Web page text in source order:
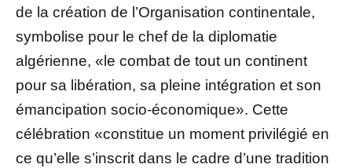
de la création de l’Organisation continentale,
symbolise pour le chef de la diplomatie
algérienne, «le combat de tout un continent
pour sa libération, sa pleine intégration et son
émancipation socio-économique». Cette
célébration «constitue un moment privilégié en
ce qu’elle s’inscrit dans le cadre d’une tradition